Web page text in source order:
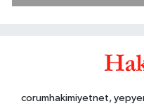
corumhakimiyetnet,